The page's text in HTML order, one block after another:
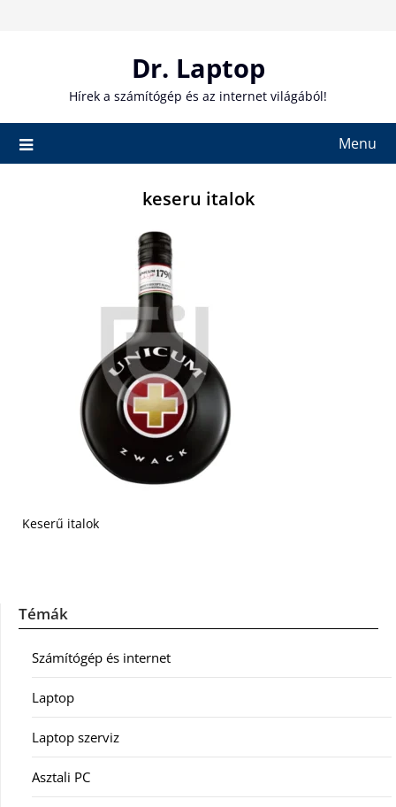
Dr. Laptop
Hírek a számítógép és az internet világából!
Menu
keseru italok
Keserű italok
Témák
Számítógép és internet
Laptop
Laptop szerviz
Asztali PC